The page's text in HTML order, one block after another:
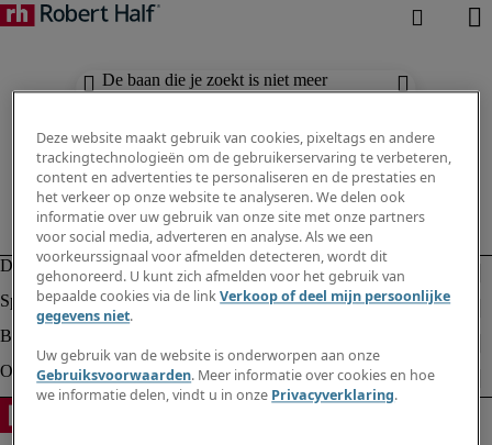
De baan die je zoekt is niet meer
beschikbaar. Zie vergelijkbare resultaten
Deze website maakt gebruik van cookies, pixeltags en andere
trackingtechnologieën om de gebruikerservaring te verbeteren,
content en advertenties te personaliseren en de prestaties en
het verkeer op onze website te analyseren. We delen ook
informatie over uw gebruik van onze site met onze partners
voor social media, adverteren en analyse. Als we een
voorkeurssignaal voor afmelden detecteren, wordt dit
gehonoreerd. U kunt zich afmelden voor het gebruik van
bepaalde cookies via de linkVerkoop of deel mijn persoonlijke
gegevens niet.
Uw gebruik van de website is onderworpen aan onze
Gebruiksvoorwaarden. Meer informatie over cookies en hoe
we informatie delen, vindt u in onze Privacyverklaring.